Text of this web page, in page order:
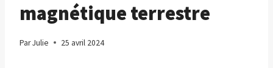
magnétique terrestre
ParJulie 25 avril 2024